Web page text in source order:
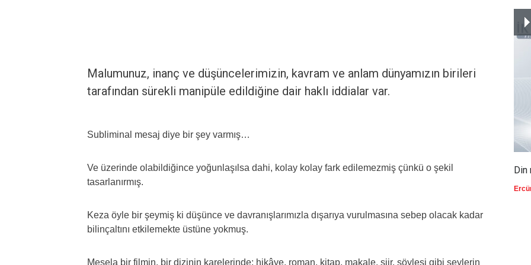
Malumunuz, inanç ve düşüncelerimizin, kavram ve anlam dünyamızın birileri
tarafından sürekli manipüle edildiğine dair haklı iddialar var.
Subliminal mesaj diye bir şey varmış…
Ve üzerinde olabildiğince yoğunlaşılsa dahi, kolay kolay fark edilemezmiş çünkü o şekil
tasarlanırmış.
Keza öyle bir şeymiş ki düşünce ve davranışlarımızla dışarıya vurulmasına sebep olacak kadar
bilinçaltını etkilemekte üstüne yokmuş.
Mesela bir filmin, bir dizinin karelerinde; hikâye, roman, kitap, makale, şiir, söyleşi gibi şeylerin
Din